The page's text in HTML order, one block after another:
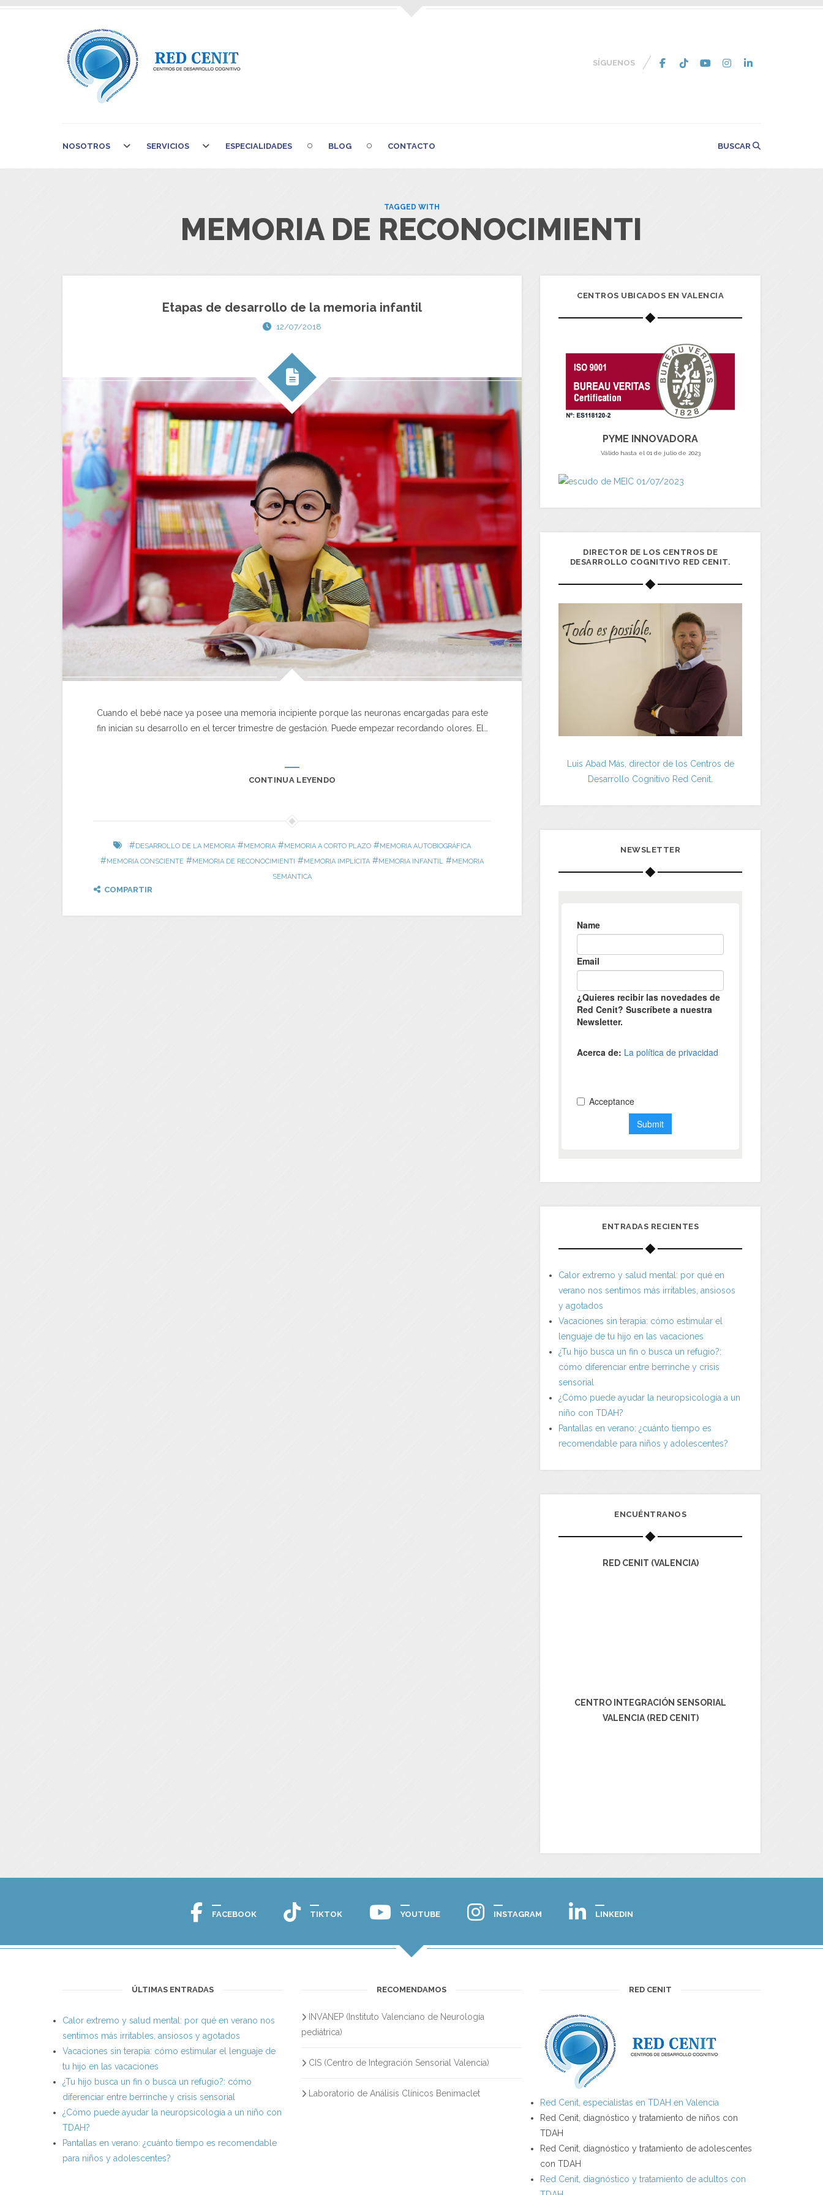
SÍGUENOS
NOSOTROS SERVICIOS ESPECIALIDADES BLOG CONTACTO BUSCAR
TAGGED WITH
MEMORIA DE RECONOCIMIENTI
Etapas de desarrollo de la memoria infantil
12/07/2018
Cuando el bebé nace ya posee una memoria incipiente porque las neuronas encargadas para este
fin inician su desarrollo en el tercer trimestre de gestación. Puede empezar recordando olores. El…
CONTINUA LEYENDO
#DESARROLLO DE LA MEMORIA #MEMORIA #MEMORIA A CORTO PLAZO #MEMORIA AUTOBIOGRÁFICA
#MEMORIA CONSCIENTE #MEMORIA DE RECONOCIMIENTI #MEMORIA IMPLÍCITA #MEMORIA INFANTIL #MEMORIA
SEMÁNTICA
COMPARTIR
CENTROS UBICADOS EN VALENCIA
PYME INNOVADORA
Válido hasta el 01 de julio de 2023
DIRECTOR DE LOS CENTROS DE
DESARROLLO COGNITIVO RED CENIT.
Luis Abad Más, director de los Centros de
Desarrollo Cognitivo Red Cenit.
NEWSLETTER
ENTRADAS RECIENTES
Calor extremo y salud mental: por qué en
verano nos sentimos más irritables, ansiosos
y agotados
Vacaciones sin terapia: cómo estimular el
lenguaje de tu hijo en las vacaciones
¿Tu hijo busca un fin o busca un refugio?:
cómo diferenciar entre berrinche y crisis
sensorial
¿Cómo puede ayudar la neuropsicología a un
niño con TDAH?
Pantallas en verano: ¿cuánto tiempo es
recomendable para niños y adolescentes?
ENCUÉNTRANOS
RED CENIT (VALENCIA)
CENTRO INTEGRACIÓN SENSORIAL
VALENCIA (RED CENIT)
FACEBOOK TIKTOK YOUTUBE INSTAGRAM LINKEDIN
ÚLTIMAS ENTRADAS
Calor extremo y salud mental: por qué en verano nos
sentimos más irritables, ansiosos y agotados
Vacaciones sin terapia: cómo estimular el lenguaje de
tu hijo en las vacaciones
¿Tu hijo busca un fin o busca un refugio?: cómo
diferenciar entre berrinche y crisis sensorial
¿Cómo puede ayudar la neuropsicología a un niño con
TDAH?
Pantallas en verano: ¿cuánto tiempo es recomendable
para niños y adolescentes?
RECOMENDAMOS
INVANEP (Instituto Valenciano de Neurología
pediátrica)
CIS (Centro de Integración Sensorial Valencia)
Laboratorio de Análisis Clínicos Benimaclet
RED CENIT
Red Cenit, especialistas en TDAH en Valencia
Red Cenit, diagnóstico y tratamiento de niños con
TDAH
Red Cenit, diagnóstico y tratamiento de adolescentes
con TDAH
Red Cenit, diagnóstico y tratamiento de adultos con